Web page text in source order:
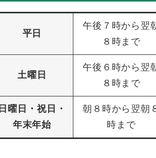
平日
午後７時から翌
８時まで
土曜日
午後６時から翌
８時まで
日曜日・祝日・
年末年始
朝８時から翌朝
時まで